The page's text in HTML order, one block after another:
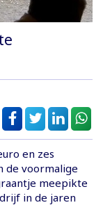
en zes
de voormalige
meepikte
in de jaren